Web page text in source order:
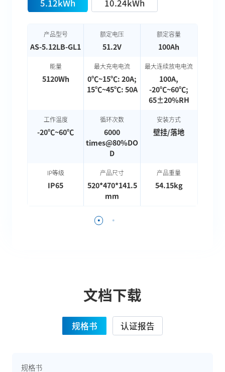
5.12kWh 10.24kWh
产品型号
AS-5.12LB-GL1
额定电压
51.2V
额定容量
100Ah
能量
5120Wh
最大充电电流
0℃~15℃: 20A;
15℃~45℃: 50A
最大连续放电电流
100A,
-20℃~60℃;
65±20%RH
工作温度
-20℃~60℃
循环次数
6000
times@80%DO
D
安装方式
壁挂/落地
IP等级
IP65
产品尺寸
520*470*141.5
mm
产品重量
54.15kg
文档下载
规格书 认证报告
规格书